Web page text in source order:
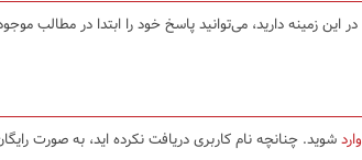
این زمینه دارید، می‌توانید پاسخ خود را ابتدا در مطالب
واردشوید. چنانچه نام کاربری دریافت نکرده اید، به صورت